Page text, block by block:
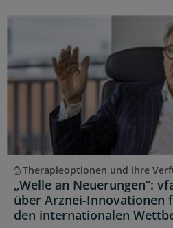
Therapieoptionen und ihre
„Welle an Neuerungen“:
über Arznei-Innovationen
den internationalen